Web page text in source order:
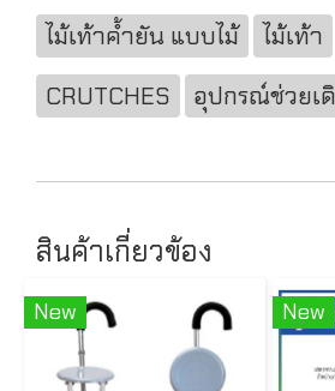
ไม้เท้าค้ำยัน แบบไม้ ไม้เท้า
CRUTCHES
อุปกรณ์ช่วยเ
สินค้าเกี่ยวข้อง
New New